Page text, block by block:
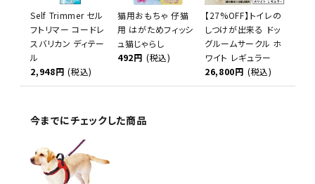
Self Trimmer セル
フトリマー コードレ
スバリカン ディテー
ル
2,948円 (税込)
猫用おもちゃ 仔猫
用 はがためフィッシ
ュ猫じゃらし
492円 (税込)
【27%OFF】トイレの
しつけが出来る ドッ
グルームサークル ホ
ワイト レギュラー
26,800円 (税込)
今までにチェックした商品